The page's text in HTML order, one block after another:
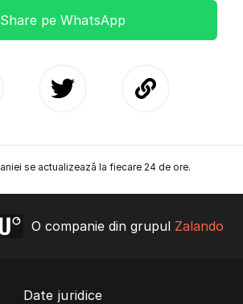
Share pe WhatsApp
se actualizează la fiecare 24 de ore.
O companie din grupul Zalando
Date juridice